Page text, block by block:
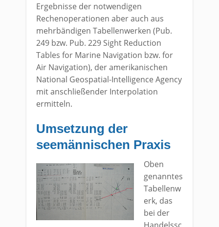
Ergebnisse der notwendigen
Rechenoperationen aber auch aus
mehrbändigen Tabellenwerken (Pub.
249 bzw. Pub. 229 Sight Reduction
Tables for Marine Navigation bzw. for
Air Navigation), der amerikanischen
National Geospatial-Intelligence Agency
mit anschließender Interpolation
ermitteln.
Umsetzung der
seemännischen Praxis
Oben
genanntes
Tabellenw
erk, das
bei der